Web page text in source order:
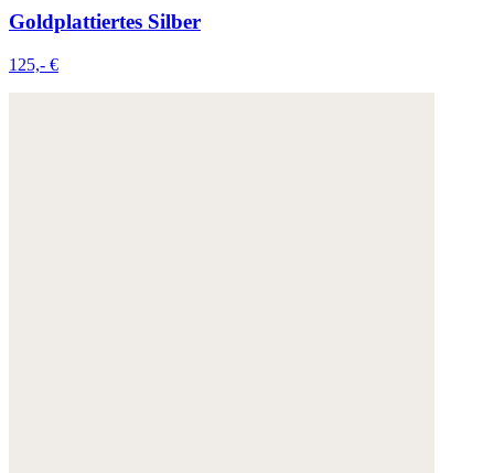
Goldplattiertes Silber
125,- €